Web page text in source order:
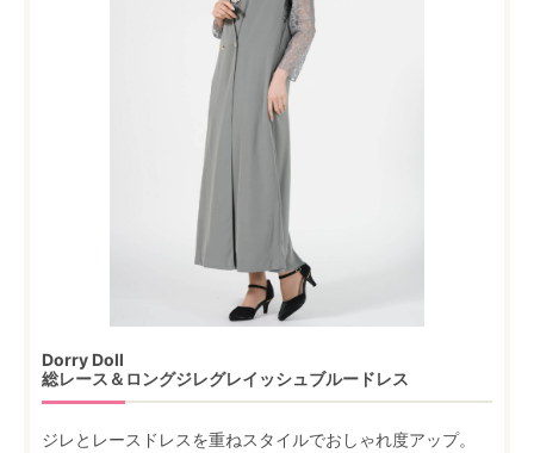
Dorry Doll
総レース＆ロングジレグレイッシュブルードレス
ジレとレースドレスを重ねスタイルでおしゃれ度アップ。